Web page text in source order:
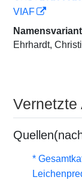
VIAF
Ehrhardt,
Vernetzte
*